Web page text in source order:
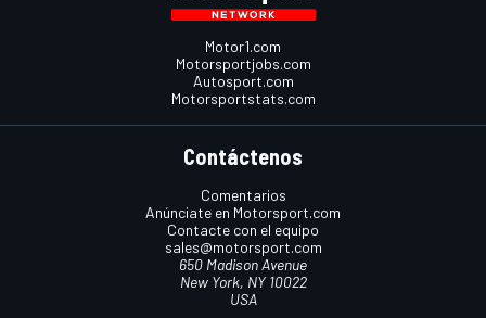
Motor1.com
Motorsportjobs.com
Autosport.com
Motorsportstats.com
Contáctenos
Comentarios
Anúnciate en Motorsport.com
Contacte con el equipo
sales@motorsport.com
650 Madison Avenue
New York, NY 10022
USA